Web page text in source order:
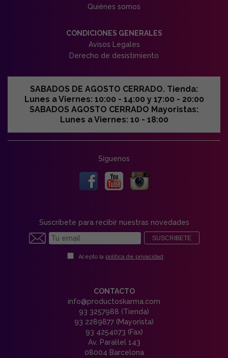
Quiénes somos
CONDICIONES GENERALES
Avisos Legales
Derecho de desistimiento
SABADOS DE AGOSTO CERRADO. Tienda:
Lunes a Viernes: 10:00 - 14:00 y 17:00 - 20:00
SABADOS AGOSTO CERRADO Mayoristas:
Lunes a Viernes: 10 - 18:00
Síguenos
Suscríbete para recibir nuestras novedades
SUSCRIBETE
Acepto la política de privacidad
CONTACTO
info@productoskarma.com
93 3257988 (Tienda)
93 2289877 (Mayorista)
93 4254073 (Fax)
Av. Paral·lel 143
08004 Barcelona